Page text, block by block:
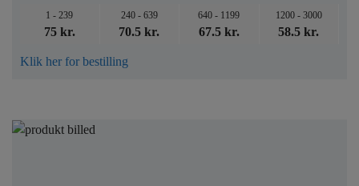
1 - 239
75 kr.
240 - 639
70.5 kr.
640 - 1199
67.5 kr.
1200 - 3000
58.5 kr.
Klik her for bestilling